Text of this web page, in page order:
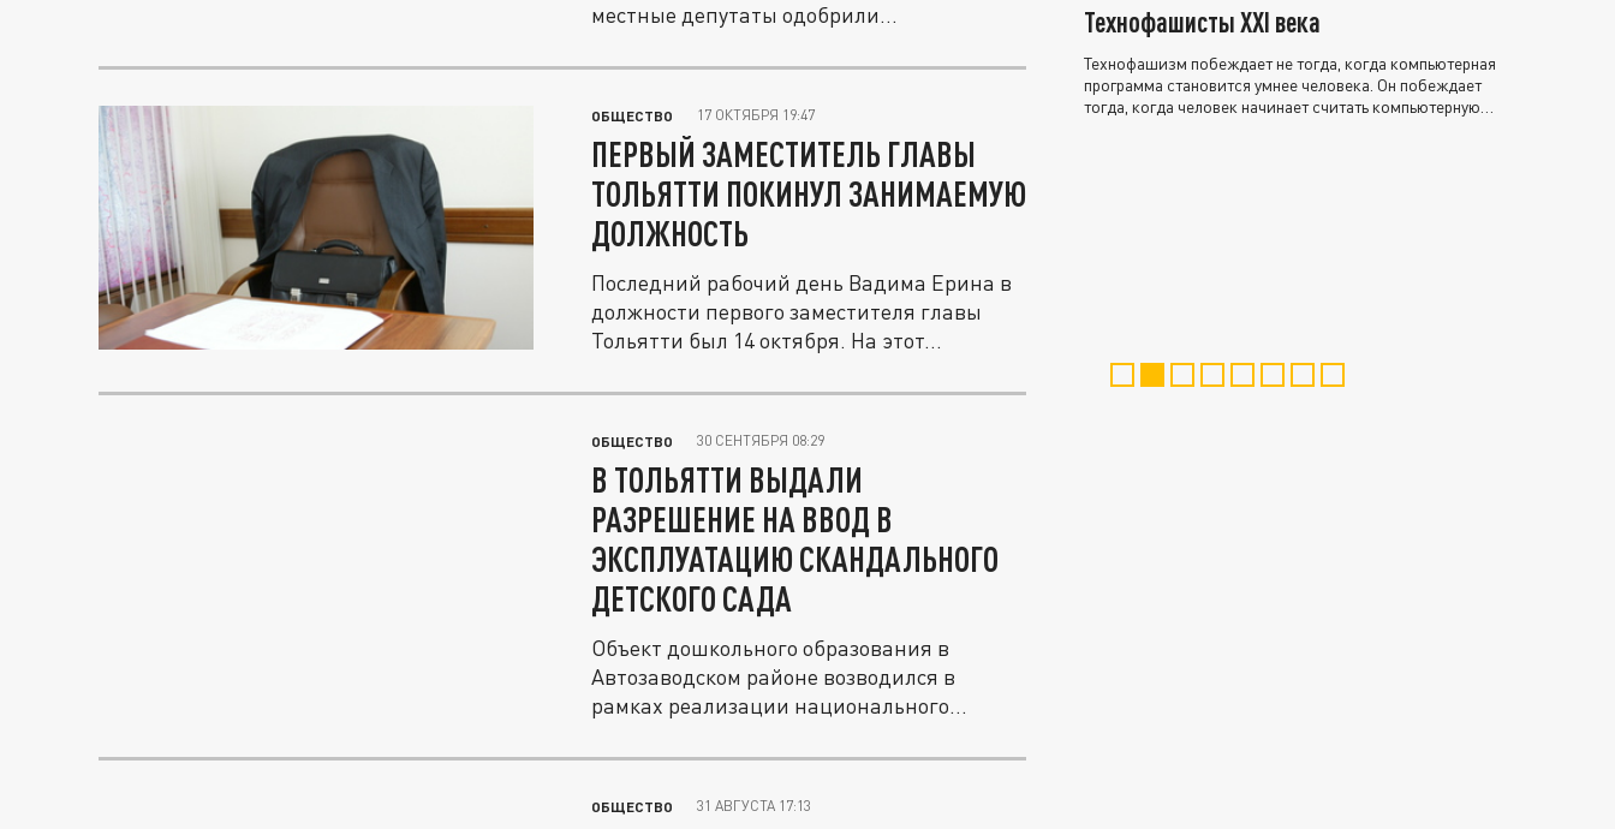
местные депутаты одобрили...
ОБЩЕСТВО 17 ОКТЯБРЯ 19:47
ПЕРВЫЙ ЗАМЕСТИТЕЛЬ ГЛАВЫ
ТОЛЬЯТТИ ПОКИНУЛ ЗАНИМАЕМУЮ
ДОЛЖНОСТЬ
Последний рабочий день Вадима Ерина в
должности первого заместителя главы
Тольятти был 14 октября. На этот...
ОБЩЕСТВО 30 СЕНТЯБРЯ 08:29
В ТОЛЬЯТТИ ВЫДАЛИ
РАЗРЕШЕНИЕ НА ВВОД В
ЭКСПЛУАТАЦИЮ СКАНДАЛЬНОГО
ДЕТСКОГО САДА
Объект дошкольного образования в
Автозаводском районе возводился в
рамках реализации национального
ОБЩЕСТВО 31 АВГУСТА 17:13
Технофашисты XXI века
Технофашизм побеждает не тогда, когда компьютерная
программа становится умнее человека. Он побеждает
тогда, когда человек начинает считать компьютерную